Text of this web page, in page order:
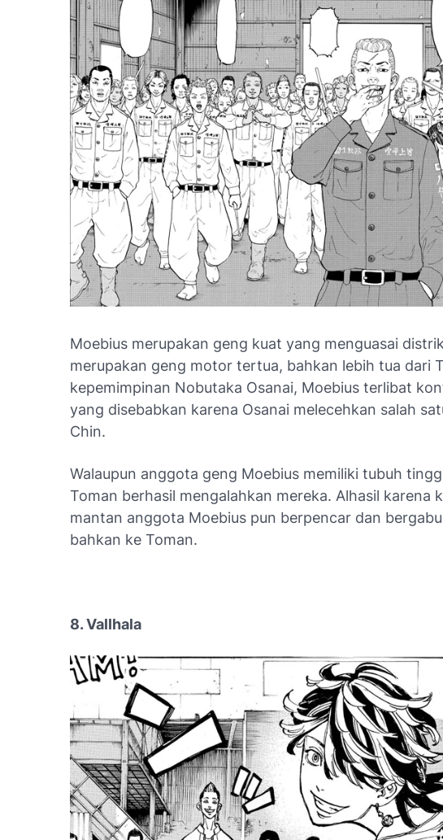
Moebius merupakan geng kuat yang menguasai
merupakan geng motor tertua, bahkan lebih tua dari
kepemimpinan Nobutaka Osanai, Moebius terlibat
yang disebabkan karena Osanai melecehkan salah
Chin.
Walaupun anggota geng Moebius memiliki tubuh
Toman berhasil mengalahkan mereka. Alhasil karena
mantan anggota Moebius pun berpencar dan
bahkan ke Toman.
8. Vallhala